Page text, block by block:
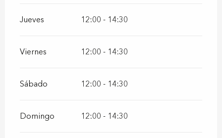
Jueves 12:00 - 14:30
Viernes 12:00 - 14:30
Sábado 12:00 - 14:30
Domingo 12:00 - 14:30